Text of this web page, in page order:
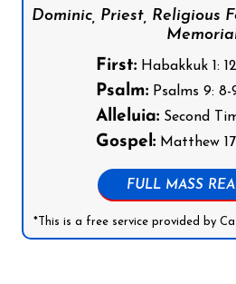
Dominic, Priest, Religious
First:Habakkuk 1:
Psalm:Psalms 9: 8-9,
Alleluia:Second
Gospel:Matthew
FULL MASS
*This is a free service provided by